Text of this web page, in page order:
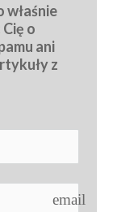
właśnie
o
ani
z
email